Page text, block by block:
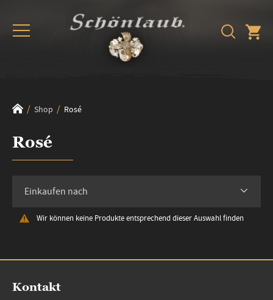
Shop Rosé
Rosé
Wir können keine Produkte entsprechend dieser Auswahl finden
Einkaufen nach
Kontakt